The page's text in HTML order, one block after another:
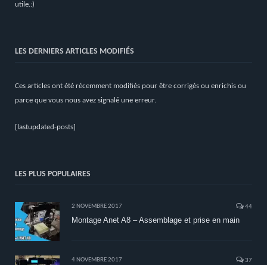
utile.:)
LES DERNIERS ARTICLES MODIFIÉS
Ces articles ont été récemment modifiés pour être corrigés ou enrichis ou
parce que vous nous avez signalé une erreur.
[lastupdated-posts]
LES PLUS POPULAIRES
2 NOVEMBRE 2017 44
Montage Anet A8 – Assemblage et prise en main
4 NOVEMBRE 2017 37